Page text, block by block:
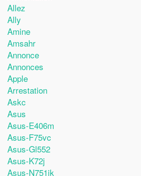
Allez
Ally
Amine
Amsahr
Annonce
Annonces
Apple
Arrestation
Askc
Asus
Asus-E406m
Asus-F75vc
Asus-Gl552
Asus-K72j
Asus-N751jk